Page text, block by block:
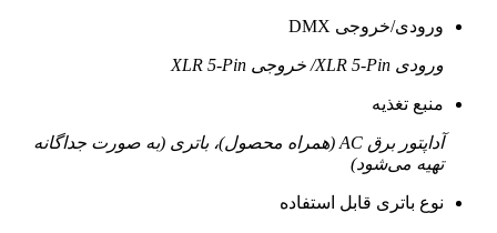
ورودی/خروجی DMX
ورودی XLR 5-Pin/ خروجی XLR 5-Pin
منبع تغذیه
آداپتور برق AC (همراه محصول)، باتری (به صورت جداگانه
تهیه می‌شود)
نوع باتری قابل استفاده